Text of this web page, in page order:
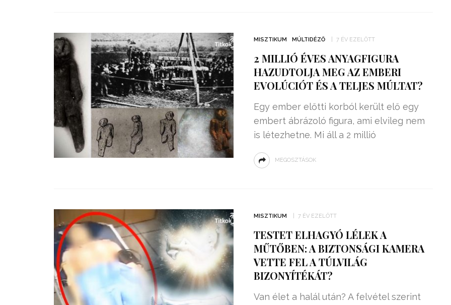
MISZTIKUM MÚLTIDÉZŐ 7 ÉV EZELŐTT
2 MILLIÓ ÉVES ANYAGFIGURA
HAZUDTOLJA MEG AZ EMBERI
EVOLÚCIÓT ÉS A TELJES MÚLTAT?
Egy ember előtti korból került elő egy
embert ábrázoló figura, ami elvileg nem
is létezhetne. Mi áll a 2 millió
MEGOSZTÁSOK
MISZTIKUM 7 ÉV EZELŐTT
TESTET ELHAGYÓ LÉLEK A
MŰTŐBEN: A BIZTONSÁGI KAMERA
VETTE FEL A TÚLVILÁG
BIZONYÍTÉKÁT?
Van élet a halál után? A felvétel szerint
99,13%-OS HATÉKONYSÁGGAL
NULLÁZZA AZ ÁRAMSZÁMLÁT
EZ A MOTOR!
ENERGIÁT
FEKVŐRENDŐRÖK!